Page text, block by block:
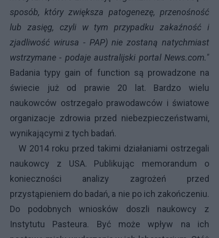
sposób, który zwiększa patogenezę, przenośność
lub zasięg, czyli w tym przypadku zakaźność i
zjadliwość wirusa - PAP) nie zostaną natychmiast
wstrzymane - podaje australijski portal News.com."
Badania typy gain of function są prowadzone na
świecie już od prawie 20 lat. Bardzo wielu
naukowców ostrzegało prawodawców i światowe
organizacje zdrowia przed niebezpieczeństwami,
wynikającymi z tych badań.
W 2014 roku przed takimi działaniami ostrzegali
naukowcy z USA. Publikując memorandum o
konieczności analizy zagrożeń przed
przystąpieniem do badań, a nie po ich zakończeniu.
Do podobnych wniosków doszli naukowcy z
Instytutu Pasteura. Być może wpływ na ich